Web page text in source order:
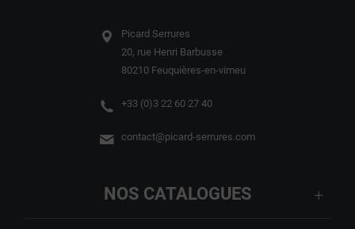
Picard Serrures
20, rue Henri Barbusse
80210 Feuquières-en-vimeu
+33 (0)3 22 60 27 40
contact@picard-serrures.com
NOS CATALOGUES